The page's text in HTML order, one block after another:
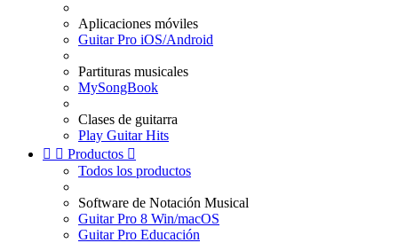
Aplicaciones móviles
Guitar Pro iOS/Android
Partituras musicales
MySongBook
Clases de guitarra
Play Guitar Hits
  Productos 
Todos los productos
Software de Notación Musical
Guitar Pro 8 Win/macOS
Guitar Pro Educación